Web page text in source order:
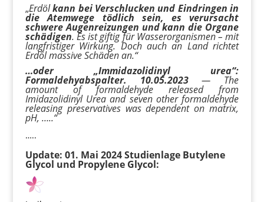
„Erdölkann bei Verschlucken und Eindringen in
die Atemwege tödlich sein, es verursacht
schwere Augenreizungen und kann die Organe
schädigen. Es ist giftig für Wasserorganismen – mit
langfristiger Wirkung. Doch auch an Land richtet
Erdöl massive Schäden an.“
…oder „Immidazolidinyl urea“:
Formaldehyabspalter. 10.05.2023— The
amount of formaldehyde released from
Imidazolidinyl Urea and seven other formaldehyde
releasing preservatives was dependent on matrix,
pH, …..“
…..
Update: 01. Mai 2024 Studienlage Butylene
Glycol und Propylene Glycol: